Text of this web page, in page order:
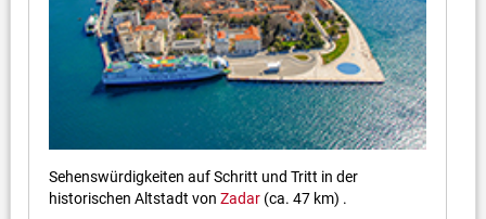
Sehenswürdigkeiten auf Schritt und Tritt in der
historischen Altstadt von Zadar(ca. 47 km) .